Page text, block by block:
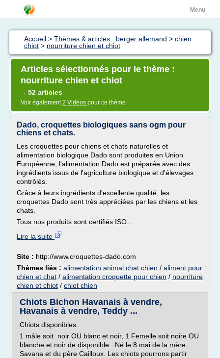
Menu
Accueil > Thèmes & articles : berger allemand > chien
chiot > nourriture chien et chiot
Articles sélectionnés pour le thème :
nourriture chien et chiot
→ 52 articles
Voir également2 Vidéos pour ce thème
Dado, croquettes biologiques sans ogm pour
chiens et chats.
Les croquettes pour chiens et chats naturelles et
alimentation biologique Dado sont produites en Union
Européenne, l'alimentation Dado est préparée avec des
ingrédients issus de l'agriculture biologique et d'élevages
contrôlés.
Grâce à leurs ingrédients d'excellente qualité, les
croquettes Dado sont très appréciées par les chiens et les
chats.
Tous nos produits sont certifiés ISO...
Lire la suite
Site : http://www.croquettes-dado.com
Thèmes liés : alimentation animal chat chien / aliment pour
chien et chat / alimentation croquette pour chien / nourriture
chien et chiot / chiot chien
Chiots Bichon Havanais à vendre,
Havanais à vendre, Teddy ...
Chiots disponibles:
1 mâle soit noir OU blanc et noir, 1 Femelle soit noire OU
blanche et noir de disponible. Né le 8 mai de la mère
Savana et du père Cailloux. Les chiots pourrons partir